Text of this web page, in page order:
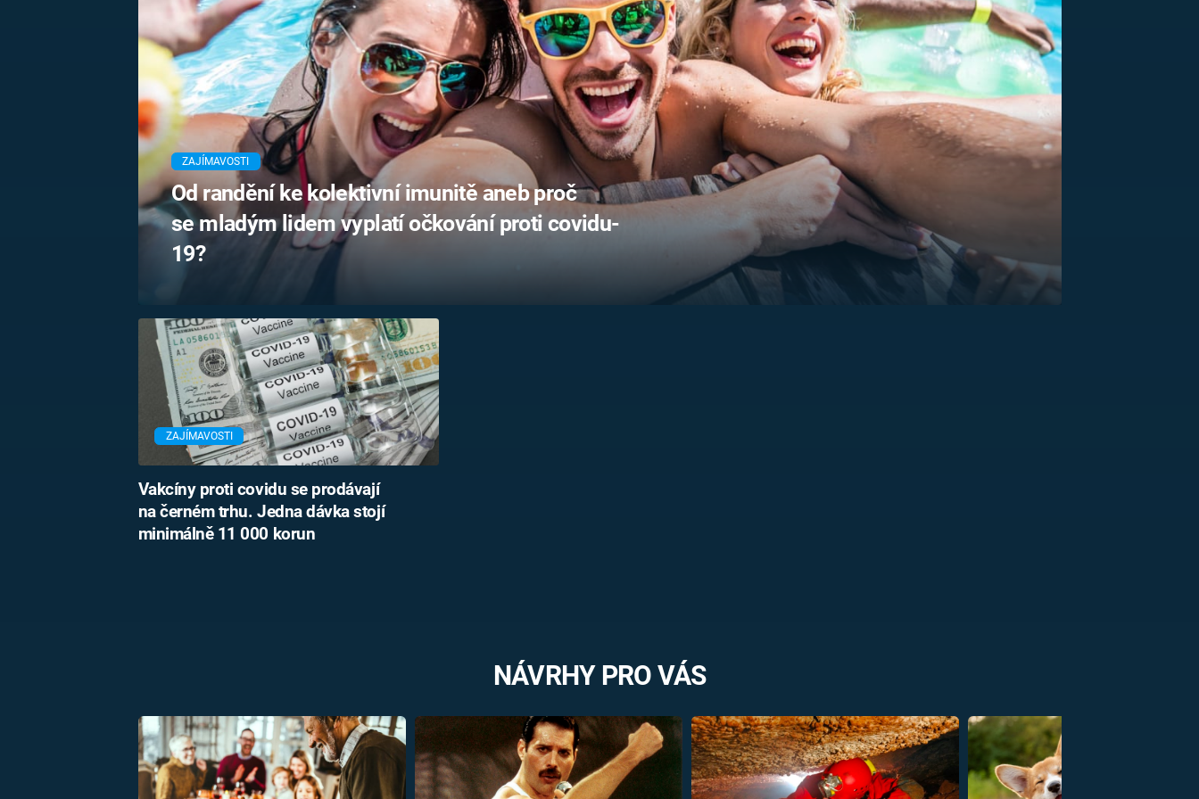
PRVNÍ SVĚTOVÁ
MARIE TEREZIE
NAPOLEON
BONAPARTE
BRITSKÁ
KRÁLOVSKÁ
RODINA
UFO A
MIMOZEMŠŤANÉ
UTAJENÉ PŘÍBĚHY
ČESKÝCH DĚJIN
ALTERNATIVNÍ
HISTORIE
FILMY VERSUS
REALITA
HORORY VERSUS
REALITA
OPTICKÉ ILUZE A
KLAMY
ZAJÍMAVOSTI
Od randění ke kolektivní imunitě aneb proč
se mladým lidem vyplatí očkování proti covidu-
19?
ZAJÍMAVOSTI
Vakcíny proti covidu se prodávají
na černém trhu. Jedna dávka stojí
minimálně 11 000 korun
NÁVRHY PRO VÁS